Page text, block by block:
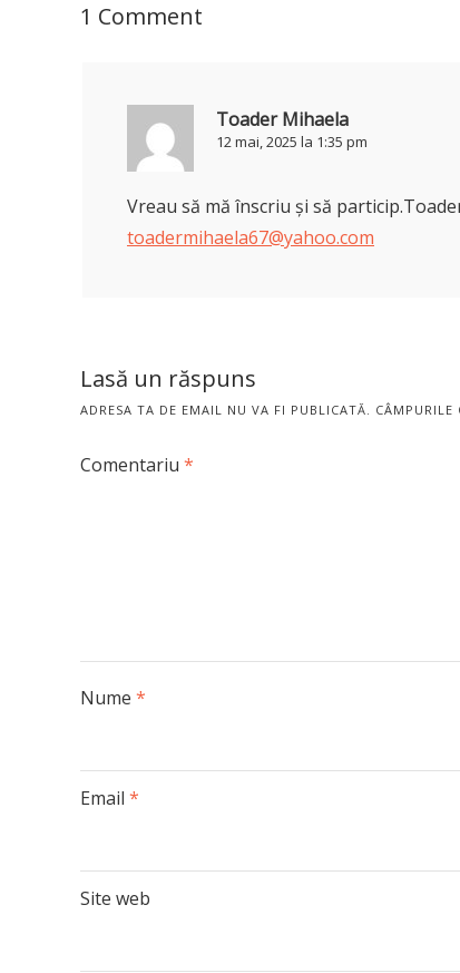
1 Comment
Toader Mihaela
12 mai, 2025 la 1:35 pm
Vreau să mă înscriu și să
toadermihaela67@yahoo.com
Lasă un răspuns
ADRESA TA DE EMAIL NU VA FI PUBLICATĂ. CÂMPURILE
Comentariu *
Nume *
Email *
Site web